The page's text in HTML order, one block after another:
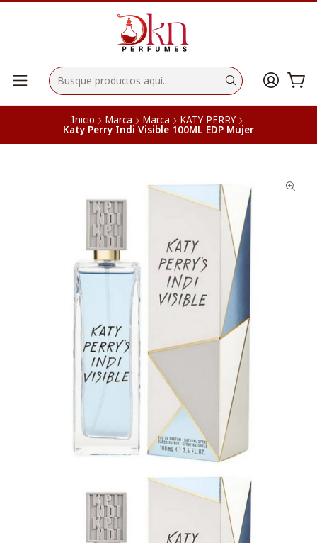
Inicio Marca Marca KATY PERRY
Katy Perry Indi Visible 100ML EDP Mujer